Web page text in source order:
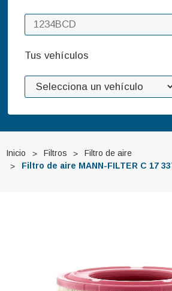
Tus vehículos
Inicio Filtros
Filtro de aire
Filtro de aire MANN-FILTER C 17